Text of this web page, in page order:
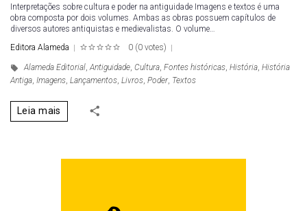
Interpretações sobre cultura e poder na antiguidade Imagens e textos é uma
obra composta por dois volumes. Ambas as obras possuem capítulos de
diversos autores antiquistas e medievalistas. O volume…
Editora Alameda
0 (0 votes)
Alameda Editorial,Antiguidade, Cultura, Fontes históricas, História, História
Antiga, Imagens, Lançamentos, Livros, Poder, Textos
Leia mais